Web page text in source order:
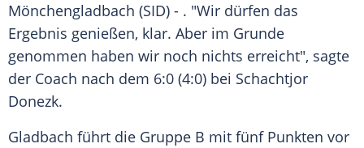
Mönchengladbach (SID) - . "Wir dürfen das
Ergebnis genießen, klar. Aber im Grunde
genommen haben wir noch nichts erreicht", sagte
der Coach nach dem 6:0 (4:0) bei Schachtjor
Donezk.
Gladbach führt die Gruppe B mit fünf Punkten vor